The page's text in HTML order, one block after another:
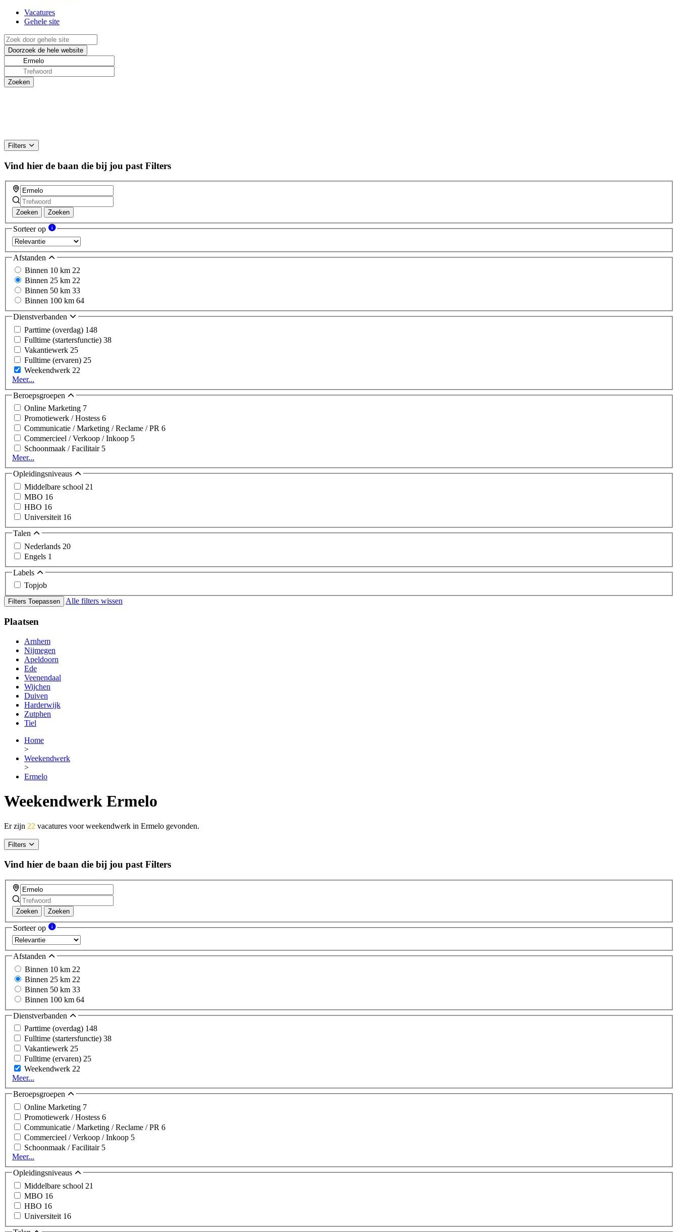
Vacatures
Gehele site
Filters
Vind hier de baan die bij jou past Filters
Zoeken Zoeken
Sorteer op
Afstanden
Binnen 10 km 22
Binnen 25 km 22
Binnen 50 km 33
Binnen 100 km 64
Dienstverbanden
Parttime (overdag) 148
Fulltime (startersfunctie) 38
Vakantiewerk 25
Fulltime (ervaren) 25
Weekendwerk 22
Meer...
Beroepsgroepen
Online Marketing 7
Promotiewerk / Hostess 6
Communicatie / Marketing / Reclame / PR 6
Commercieel / Verkoop / Inkoop 5
Schoonmaak / Facilitair 5
Meer...
Opleidingsniveaus
Middelbare school 21
MBO 16
HBO 16
Universiteit 16
Talen
Nederlands 20
Engels 1
Labels
Topjob
Filters Toepassen Alle filters wissen
Plaatsen
Arnhem
Nijmegen
Apeldoorn
Ede
Veenendaal
Wijchen
Duiven
Harderwijk
Zutphen
Tiel
Home
>
Weekendwerk
>
Ermelo
Weekendwerk Ermelo
Er zijn 22 vacatures voor weekendwerk in Ermelo gevonden.
Filters
Vind hier de baan die bij jou past Filters
Zoeken Zoeken
Sorteer op
Afstanden
Binnen 10 km 22
Binnen 25 km 22
Binnen 50 km 33
Binnen 100 km 64
Dienstverbanden
Parttime (overdag) 148
Fulltime (startersfunctie) 38
Vakantiewerk 25
Fulltime (ervaren) 25
Weekendwerk 22
Meer...
Beroepsgroepen
Online Marketing 7
Promotiewerk / Hostess 6
Communicatie / Marketing / Reclame / PR 6
Commercieel / Verkoop / Inkoop 5
Schoonmaak / Facilitair 5
Meer...
Opleidingsniveaus
Middelbare school 21
MBO 16
HBO 16
Universiteit 16